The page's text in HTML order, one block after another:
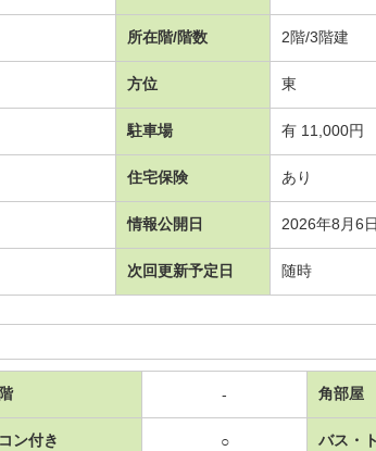
所在階/階数 2階/3階建
方位 東
駐車場 有 11,000円
住宅保険 あり
情報公開日 2026年8月6
次回更新予定日 随時
- 角部屋
ン付き ○ バス・